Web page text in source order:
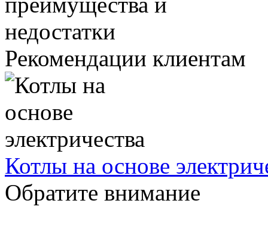
Рекомендации клиентам
Котлы на основе
Обратите внимание